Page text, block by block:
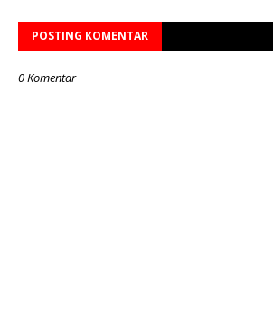
POSTING KOMENTAR
0 Komentar